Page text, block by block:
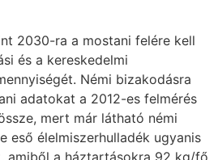
2030-ra a mostani felére kell
és a kereskedelmi
Némi bizakodásra
adatokat a 2012-es felmérés
mert már látható némi
eső élelmiszerhulladék ugyanis